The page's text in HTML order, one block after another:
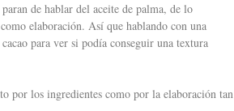
de hablar del aceite de palma, de lo
elaboración. Así que hablando con una
para ver si podía conseguir una textura
por los ingredientes como por la elaboración tan